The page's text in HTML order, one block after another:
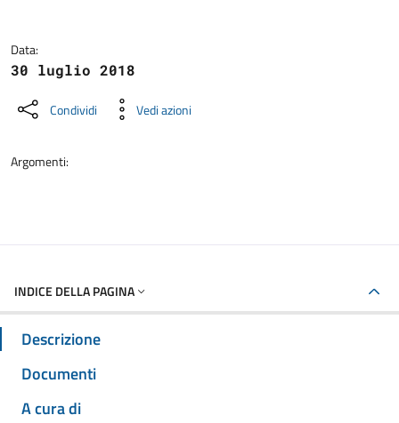
Data:
30 luglio 2018
Condividi Vedi azioni
Argomenti:
INDICE DELLA PAGINA
Descrizione
Documenti
A cura di